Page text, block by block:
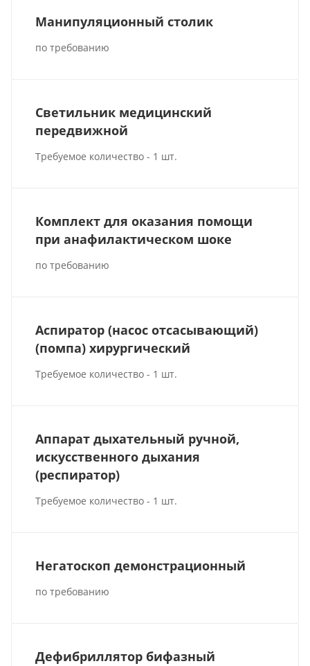
Манипуляционный столик
по требованию
Светильник медицинский
передвижной
Требуемое количество - 1 шт.
Комплект для оказания помощи
при анафилактическом шоке
по требованию
Аспиратор (насос отсасывающий)
(помпа) хирургический
Требуемое количество - 1 шт.
Аппарат дыхательный ручной,
искусственного дыхания
(респиратор)
Требуемое количество - 1 шт.
Негатоскоп демонстрационный
по требованию
Дефибриллятор бифазный